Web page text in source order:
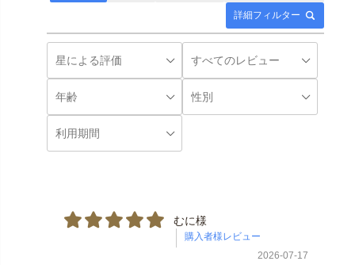
詳細フィルター
むに様
2026-07-17